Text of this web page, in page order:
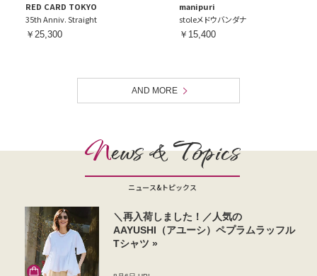
RED CARD TOKYO
35th Anniv. Straight
￥25,300
manipuri
stoleメドウバンダナ
￥15,400
AND MORE
News & Topics
ニュース&トピックス